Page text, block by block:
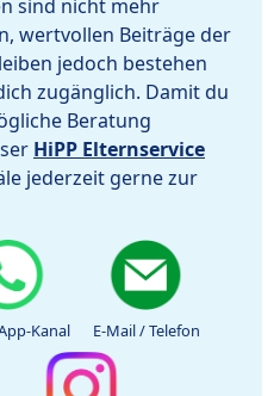
sind nicht mehr
wertvollen Beiträge der
jedoch bestehen
zugänglich. Damit du
Beratung
HiPP Elternservice
jederzeit gerne zur
Kanal E-Mail / Telefon